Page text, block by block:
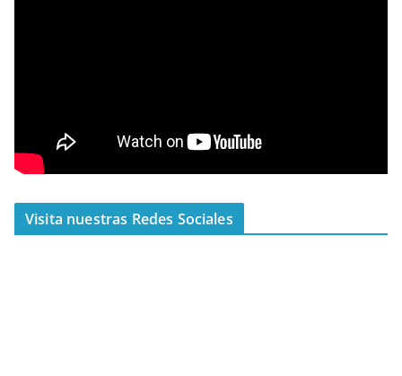
Visita nuestras Redes Sociales